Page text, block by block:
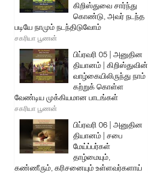
கிறிஸ்துவை சார்ந்து
கொண்டு, அவர் நடந்த
படியே நாமும் நடந்திடுவோம்
சகரியா பூணன்
பிப்ரவரி 05 | அனுதின
தியானம் | கிறிஸ்துவின்
வாழ்கையிலிருந்து நாம்
கற்றுக் கொள்ள
வேண்டிய முக்கியமான பாடங்கள்
சகரியா பூணன்
பிப்ரவரி 06 | அனுதின
தியானம் | சபை
மேய்ப்பர்கள்
தாழ்மையும்,
கண்ணீரும், கரிசனையும் உள்ளவர்களாய்